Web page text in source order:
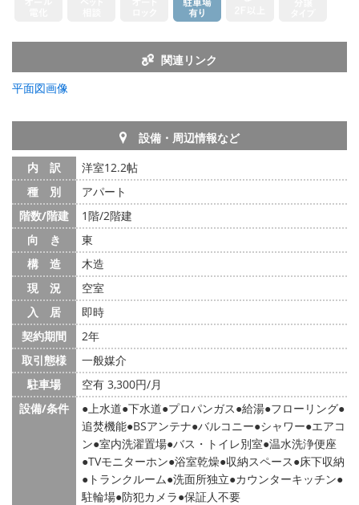
関連リンク
平面図画像
設備・周辺情報など
内 訳
洋室12.2帖
種 別
アパート
階数/階建
1階/2階建
向 き
東
構 造
木造
現 況
空室
入 居
即時
契約期間
2年
取引態様
一般媒介
駐車場
空有 3,300円/月
設備/条件
上水道 下水道 プロパンガス 給湯 フローリング
追焚機能 BSアンテナ バルコニー シャワー エアコ
ン 室内洗濯置場 バス・トイレ別室 温水洗浄便座
TVモニターホン 浴室乾燥 収納スペース 床下収納
トランクルーム 洗面所独立 カウンターキッチン
駐輪場 防犯カメラ 保証人不要